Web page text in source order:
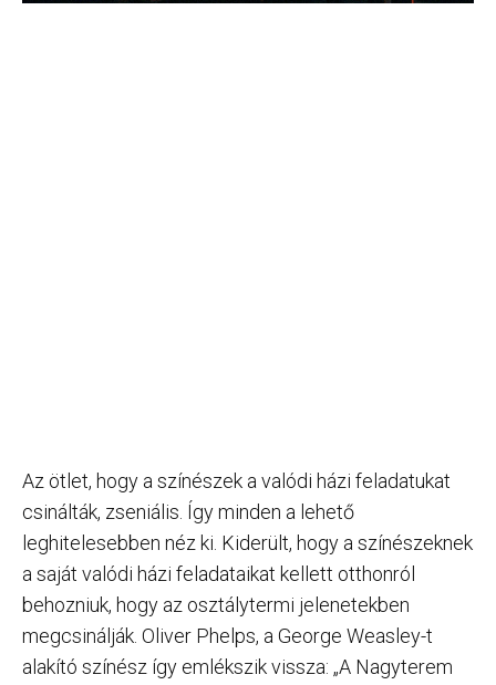
Az ötlet, hogy a színészek a valódi házi feladatukat
csinálták, zseniális. Így minden a lehető
leghitelesebben néz ki. Kiderült, hogy a színészeknek
a saját valódi házi feladataikat kellett otthonról
behozniuk, hogy az osztálytermi jelenetekben
megcsinálják. Oliver Phelps, a George Weasley-t
alakító színész így emlékszik vissza: „A Nagyterem